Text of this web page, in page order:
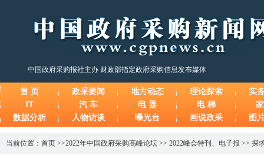
中国政府采购报社主办 财政部指定政府采购信息发布媒体
首 页 政采要闻 地方动态 理论探索
实
IT
汽 车 电 器 电 梯
数据分析
人物访谈 曝光台 画说政采 图
当前位置： 首页 >>2022年中国政府采购高峰论坛 >> 2022峰会特刊 、 电子报 >> 探